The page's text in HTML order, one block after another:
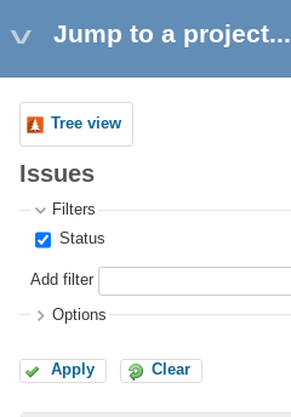
Jump to a project...
Tree view
Issues
Filters
Status
Add filter
Options
Apply Clear